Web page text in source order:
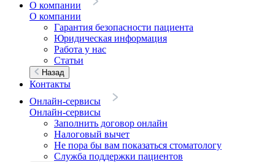
О компании
О компании
Гарантия безопасности пациента
Юридическая информация
Работа у нас
Статьи
Назад
Контакты
Онлайн-сервисы
Онлайн-сервисы
Заполнить договор онлайн
Налоговый вычет
Не пора бы вам показаться стоматологу
Служба поддержки пациентов